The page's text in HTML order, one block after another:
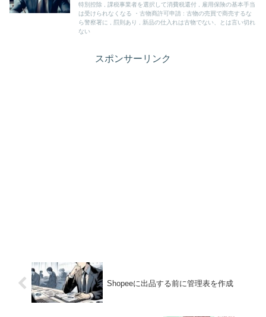
特別控除 , 課税事業者を選択して消費税還付 , 雇用保険の基本手当
は受けられなくなる ・古物商許可申請 : 古物の売買で商売するな
ら警察署に , 罰則あり , 新品の仕入れは古物でない、とは言い切れ
ない
スポンサーリンク
Shopeeに出品する前に管理表を作成